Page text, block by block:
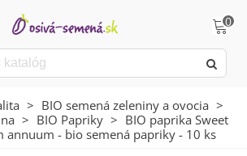
0
> BIO semená zeleniny a ovocia >
> BIO Papriky > BIO paprika Sweet
annuum - bio semená papriky - 10 ks